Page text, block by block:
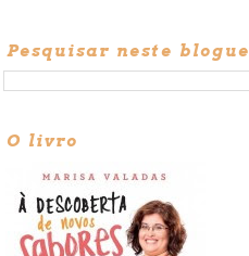
Pesquisar neste blogue
O livro